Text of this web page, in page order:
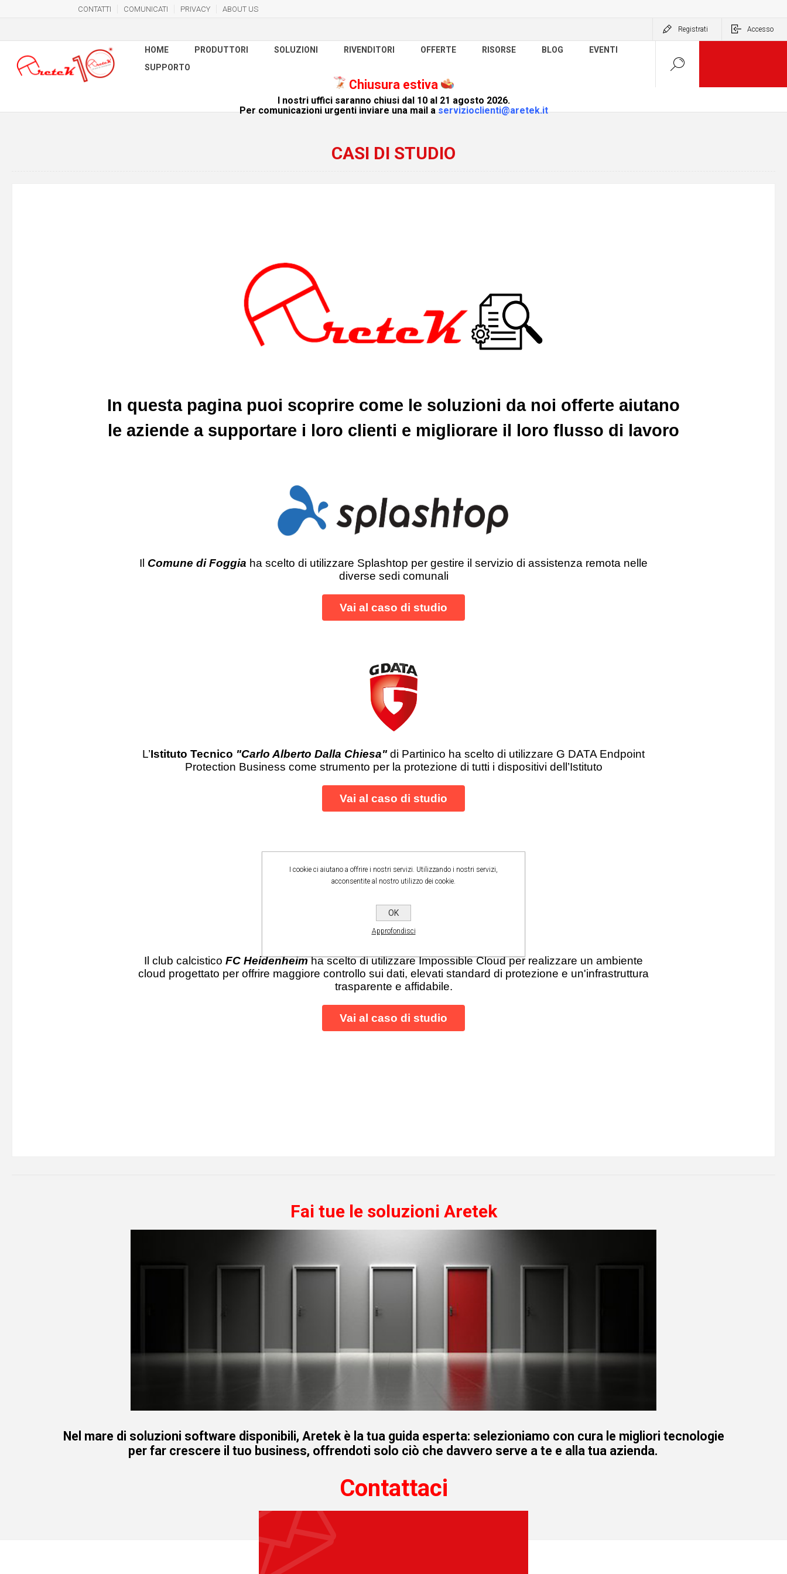
CONTATTI COMUNICATI PRIVACY ABOUT US
Registrati Accesso
HOME PRODUTTORI SOLUZIONI RIVENDITORI OFFERTE RISORSE BLOG
EVENTI
SUPPORTO
Chiusura estiva
I nostri uffici saranno chiusi dal 10 al 21 agosto 2026.
Per comunicazioni urgenti inviare una mail aservizioclienti@aretek.it
CASI DI STUDIO
In questa pagina puoi scoprire come le soluzioni da noi offerte aiutano
le aziende a supportare i loro clienti e migliorare il loro flusso di lavoro
Il Comune di Foggia ha scelto di utilizzare Splashtop per gestire il servizio di assistenza remota nelle
diverse sedi comunali
Vai al caso di studio
L’Istituto Tecnico "Carlo Alberto Dalla Chiesa" di Partinico ha scelto di utilizzare G DATA Endpoint
Protection Business come strumento per la protezione di tutti i dispositivi dell’Istituto
Vai al caso di studio
Il club calcistico FC Heidenheim ha scelto di utilizzare Impossible Cloud per realizzare un ambiente
cloud progettato per offrire maggiore controllo sui dati, elevati standard di protezione e un'infrastruttura
trasparente e affidabile.
Vai al caso di studio
Fai tue le soluzioni Aretek
Nel mare di soluzioni software disponibili, Aretek è la tua guida esperta: selezioniamo con cura le migliori tecnologie
per far crescere il tuo business, offrendoti solo ciò che davvero serve a te e alla tua azienda.
Contattaci
I cookie ci aiutano a offrire i nostri servizi. Utilizzando i nostri servizi,
acconsentite al nostro utilizzo dei cookie.
OK
Approfondisci